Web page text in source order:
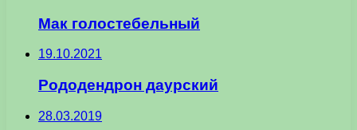
Мак голостебельный
19.10.2021
Рододендрон даурский
28.03.2019